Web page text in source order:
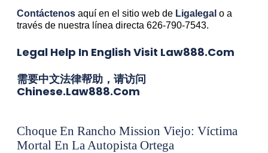
Contáctenos aquí en el sitio web de Ligalegal o a
través de nuestra línea directa 626-790-7543.
Legal Help In English Visit Law888.com
需要中文法律帮助，请访问
Chinese.law888.com
Choque En Rancho Mission Viejo: Víctima
Mortal En La Autopista Ortega